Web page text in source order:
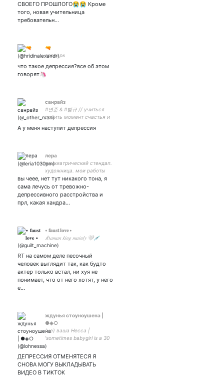
СВОЕГО ПРОШЛОГО😭😭 Кроме
того, новая учительница
требовательн…
🔫
зоопарк
что такое депрессия?все об этом
говорят🦄
санрайз
#연준 & #범규 // учиться
ловить момент счастья и
тянуться к шуму морских
А у меня наступит депрессия
лера
психиатрический стендап.
художница. мои работы
телеграм-канал. мысли и
творчество
вы чеее, нет тут никакого тона, я
сама лечусь от тревожно-
депрессивного расстройства и
прл, какая хандра…
• 𝐟𝐚𝐮𝐬𝐭 𝐥𝐨𝐯𝐞 •
𝑠ℎ𝑎𝑚𝑎𝑛 𝑘𝑖𝑛𝑔 𝑚𝑎𝑖𝑛𝑙𝑦 🤍💉
RT на самом деле песочный
человек выглядит так, как будто
актер только встал, ни хуя не
понимает, что от него хотят, у него
е…
ждунья стоуноушена |
●◈○
(не) ваша Несса |
'sometimes babygirl is a 30
year old man' | АРТАКК
ДЕПРЕССИЯ ОТМЕНЯТЕСЯ Я
СНОВА МОГУ ВЫКЛАДЫВАТЬ
ВИДЕО В ТИКТОК